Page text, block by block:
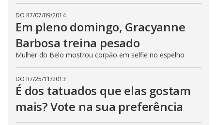
DO R7/07/09/2014
Em pleno domingo, Gracyanne
Barbosa treina pesado
Mulher do Belo mostrou corpão em selfie no espelho
DO R7/25/11/2013
É dos tatuados que elas gostam
mais? Vote na sua preferência